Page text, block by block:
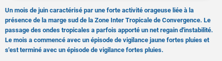
Un mois de juin caractérisé par une forte activité orageuse liée à la
présence de la marge sud de la Zone Inter Tropicale de Convergence. Le
passage des ondes tropicales a parfois apporté un net regain d'instabilité.
Le mois a commencé avec un épisode de vigilance jaune fortes pluies et
s'est terminé avec un épisode de vigilance fortes pluies.